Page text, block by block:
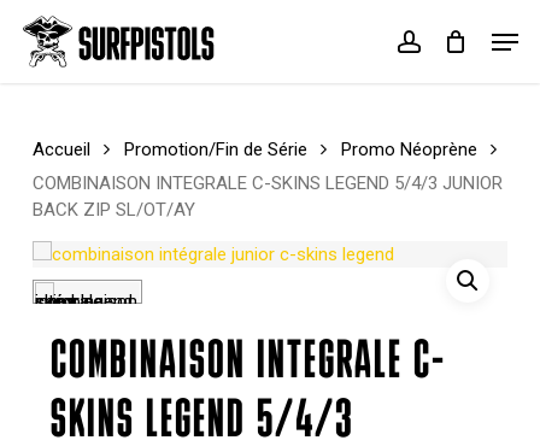
main
account
Cart Close
Accueil Promotion/Fin de Série
Promo Néoprène
COMBINAISON INTEGRALE C-SKINS LEGEND 5/4/3 JUNIOR
BACK ZIP SL/OT/AY
COMBINAISON INTEGRALE C-
SKINS LEGEND 5/4/3